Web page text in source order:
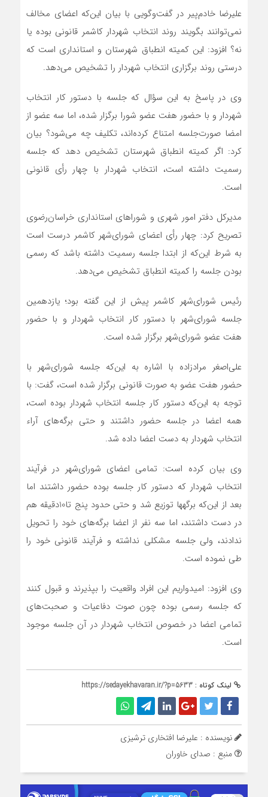
علیرضا خادم‌پیر در گفت‌وگویی با بیان این‌که اعضای مخالف
نمی‌توانند بگویند روند انتخاب شهردار کاشمر قانونی بوده یا
نه؟ افزود: این کمیته انطباق شهرستان و استانداری است که
درستی روند برگزاری انتخاب شهردار را تشخیص می‌دهد.
وی در پاسخ به این سؤال که جلسه با دستور کار انتخاب
شهردار و با حضور هفت عضو شورا برگزار شده، اما سه عضو از
امضا صورت‌جلسه امتناع کرده‌اند، تکلیف چه می‌شود؟ بیان
کرد: اگر کمیته انطباق شهرستان تشخیص دهد که جلسه
رسمیت داشته است، انتخاب شهردار با چهار رأی قانونی
است.
مدیرکل دفتر امور شهری و شوراهای استانداری خراسان‌رضوی
تصریح کرد: چهار رأی اعضای شورای‌شهر کاشمر درست است
به شرط این‌که از ابتدا جلسه رسمیت داشته باشد که رسمی
بودن جلسه را کمیته انطباق تشخیص می‌دهد.
رئیس شورای‌شهر کاشمر پیش از این گفته بود؛ یازدهمین
جلسه شورای‌شهر با دستور کار انتخاب شهردار و با حضور
هفت عضو شورای‌شهر برگزار شده است.
علی‌اصغر مرادزاده با اشاره به این‌که جلسه شورای‌شهر با
حضور هفت عضو به صورت قانونی برگزار شده است، گفت: با
توجه به این‌که دستور کار جلسه انتخاب شهردار بوده است،
همه اعضا در جلسه حضور داشتند و حتی برگه‌های آراء
انتخاب شهردار به دست اعضا داده شد.
وی بیان کرده است: تمامی اعضای شورای‌شهر در فرآیند
انتخاب شهردار که دستور کار جلسه بوده حضور داشتند اما
بعد از این‌که برگه‎ها توزیع شد و حتی حدود پنج تا10دقیقه هم
در دست داشتند، اما سه نفر از اعضا برگه‌های خود را تحویل
ندادند، ولی جلسه مشکلی نداشته و فرآیند قانونی خود را
طی نموده است.
وی افزود: امیدواریم این افراد واقعیت را بپذیرند و قبول کنند
که جلسه رسمی بوده چون صوت دفاعیات و صحبت‌های
تمامی اعضا در خصوص انتخاب شهردار در آن جلسه موجود
است.
لینک کوتاه : https://sedayekhavaran.ir/?p=5633
نویسنده : علیرضا افتخاری ترشیزی
منبع : صدای خاوران